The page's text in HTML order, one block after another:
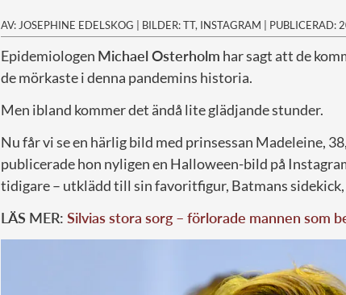
AV: JOSEPHINE EDELSKOG | BILDER: TT, INSTAGRAM | PUBLICERAD:
Epidemiologen Michael Osterholm har sagt att de
de mörkaste i denna pandemins historia.
Men ibland kommer det ändå lite glädjande stunder.
Nu får vi se en härlig bild med prinsessan Madeleine,
publicerade hon nyligen en Halloween-bild på
tidigare – utklädd till sin favoritfigur, Batmans
LÄS MER: Silvias stora sorg – förlorade mannen som